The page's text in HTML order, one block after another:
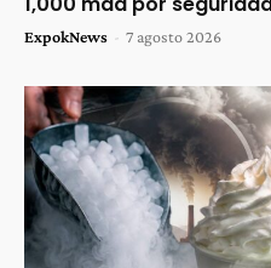
ExpokNews - 7 agosto 2026